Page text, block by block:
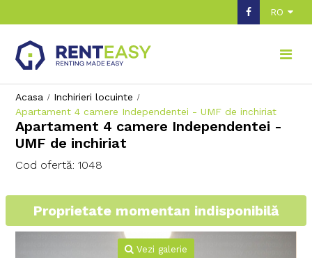
RO
Acasa
Inchirieri locuinte
Apartament 4 camere Independentei - UMF de inchiriat
Apartament 4 camere Independentei -
UMF de inchiriat
Cod ofertă: 1048
Proprietate momentan indisponibilă
Vezi galerie